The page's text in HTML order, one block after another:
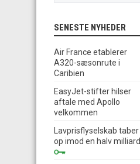
SENESTE NYHEDER
Air France etablerer
A320-sæsonrute i
Caribien
EasyJet-stifter hilser
aftale med Apollo
velkommen
Lavprisflyselskab taber
op imod en halv milliard